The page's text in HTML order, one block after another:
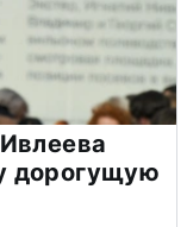
дорогущую